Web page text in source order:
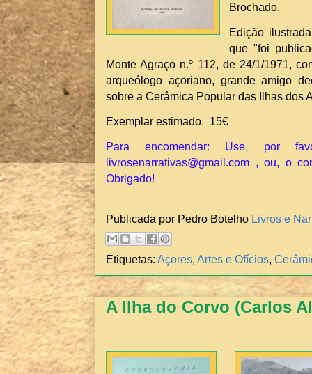
Brochado.
Edição
que "foi
Monte Agraço n.º 112, de 24/1/1971,
arqueólogo açoriano, grande amigo
sobre a Cerâmica Popular das Ilhas dos
Exemplar estimado. 15€
Para encomendar: Use, por
livrosenarrativas@gmail.com , ou, o
Obrigado!
Publicada por Pedro Botelho Livros e
Etiquetas: Açores, Artes e Ofícios,
A Ilha do Corvo (Carlos